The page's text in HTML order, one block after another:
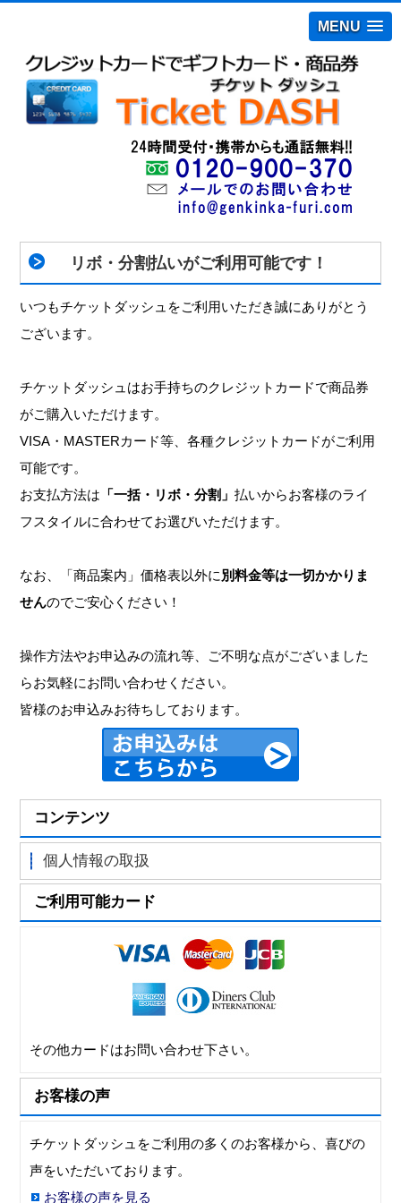
MENU
リボ・分割払いがご利用可能です！
いつもチケットダッシュをご利用いただき誠にありがとう
ございます。
チケットダッシュはお手持ちのクレジットカードで商品券
がご購入いただけます。
VISA・MASTERカード等、各種クレジットカードがご利用
可能です。
お支払方法は 「一括・リボ・分割」払いからお客様のライ
フスタイルに合わせてお選びいただけます。
なお、「商品案内」価格表以外に別料金等は一切かかりま
せんのでご安心ください！
操作方法やお申込みの流れ等、ご不明な点がございました
らお気軽にお問い合わせください。
皆様のお申込みお待ちしております。
コンテンツ
個人情報の取扱
ご利用可能カード
その他カードはお問い合わせ下さい。
お客様の声
チケットダッシュをご利用の多くのお客様から、喜びの
声をいただいております。
お客様の声を見る